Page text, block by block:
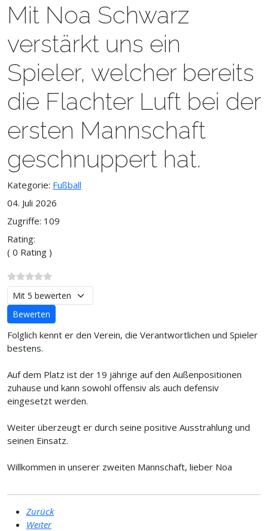
Mit Noa Schwarz
verstärkt uns ein
Spieler, welcher bereits
die Flachter Luft bei der
ersten Mannschaft
geschnuppert hat.
Kategorie: Fußball
04. Juli 2026
Zugriffe: 109
Rating:
( 0 Rating )
Bitte bewerten
Folglich kennt er den Verein, die Verantwortlichen und Spieler
bestens.
Auf dem Platz ist der 19 jährige auf den Außenpositionen
zuhause und kann sowohl offensiv als auch defensiv
eingesetzt werden.
Weiter überzeugt er durch seine positive Ausstrahlung und
seinen Einsatz.
Willkommen in unserer zweiten Mannschaft, lieber Noa
Zurück
Weiter